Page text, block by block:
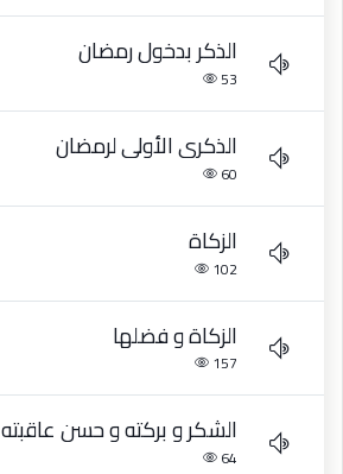
الذكر بدخول رمضان
53
الذكرى الأولى لرمضان
60
الزكاة
102
الزكاة و فضلها
157
الشكر و بركته و حسن عاقبته
64